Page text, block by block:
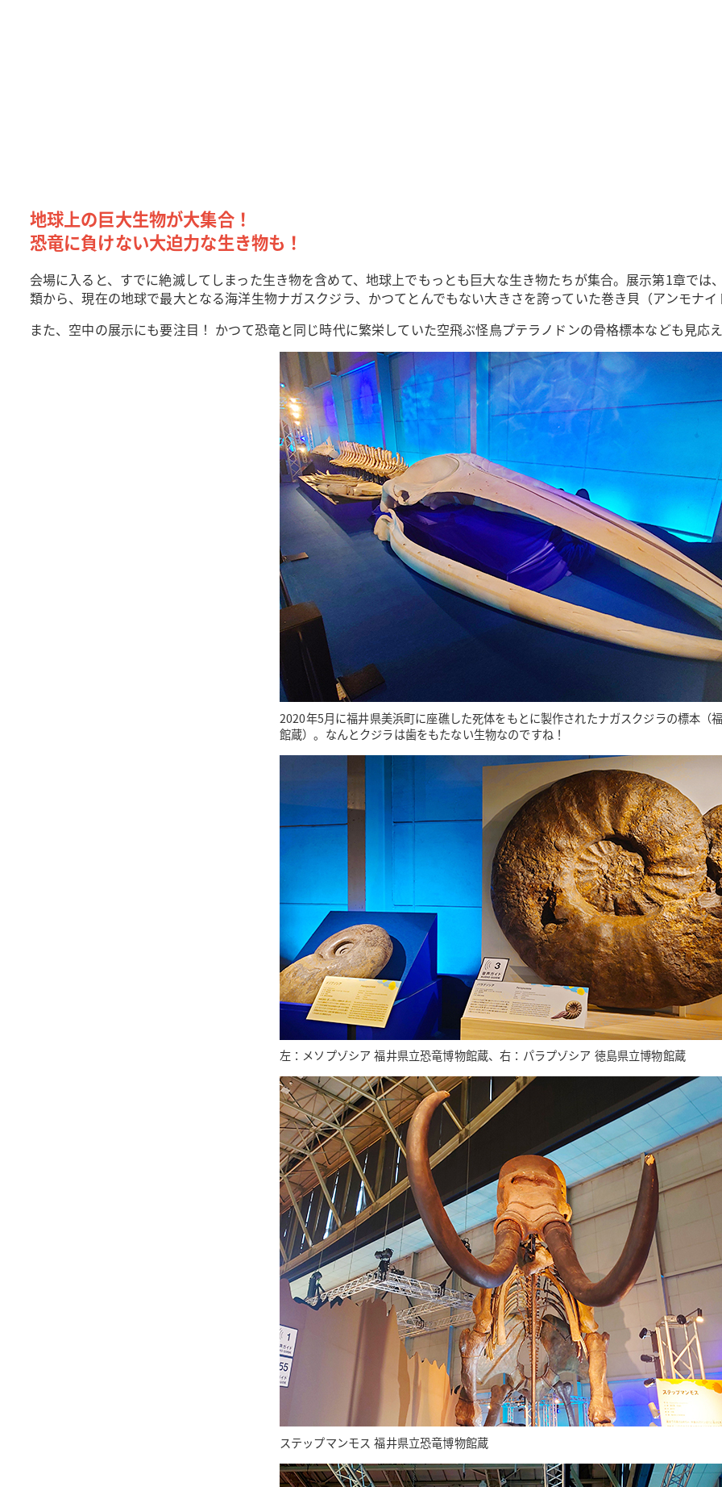
地球上の巨大生物が大集合！
恐竜に負けない大迫力な生き物も！
会場に入ると、すでに絶滅してしまった生き物を含めて、地球上でもっとも巨大な生き物たちが集合。展示第1章で
類から、現在の地球で最大となる海洋生物ナガスクジラ、かつてとんでもない大きさを誇っていた巻き貝（アンモナイ
また、空中の展示にも要注目！ かつて恐竜と同じ時代に繁栄していた空飛ぶ怪鳥プテラノドンの骨格標本なども見応
2020年5月に福井県美浜町に座礁した死体をもとに製作されたナガスクジラの標本（
館蔵）。なんとクジラは歯をもたない生物なのですね！
左：メソプゾシア 福井県立恐竜博物館蔵、右：パラプゾシア 徳島県立博物館蔵
ステップマンモス 福井県立恐竜博物館蔵